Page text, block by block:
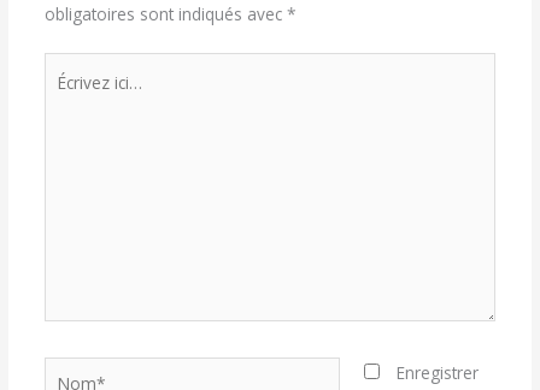
obligatoires sont indiqués avec *
Écrivez
Enregistrer